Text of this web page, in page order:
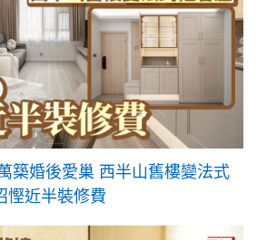
築婚後愛巢 西半山舊樓變法式
慳近半裝修費